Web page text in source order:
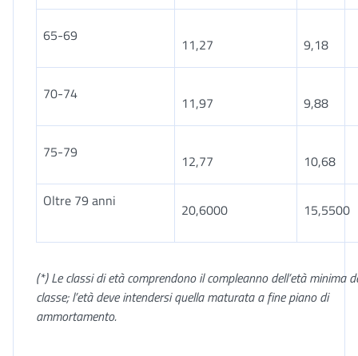
65-69 11,27 9,18
70-74 11,97 9,88
75-79 12,77 10,68
Oltre 79 anni 20,6000 15,5500
(*) Le classi di età comprendono il compleanno dell’età minima
classe; l’età deve intendersi quella maturata a fine piano di
ammortamento.